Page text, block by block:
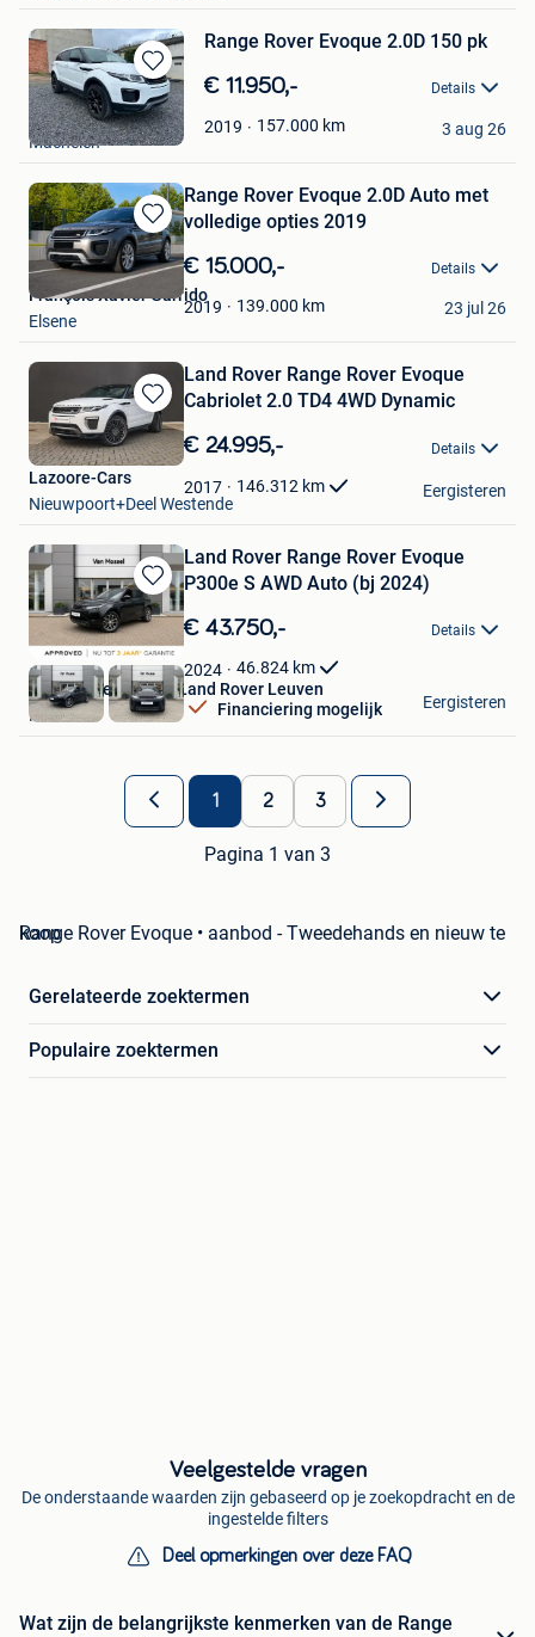
Bewaren
in
Mijn
Favorieten
Range Rover Evoque 2.0D 150 pk
€ 11.950,- Details
2019 157.000 km
M & Y CAR
Machelen
3 aug 26
Bewaren
in
Mijn
Favorieten
Range Rover Evoque 2.0D Auto met
volledige opties 2019
€ 15.000,- Details
2019 139.000 km
François Xavier Garrido
Elsene
23 jul 26
Bewaren
in
Mijn
Favorieten
Land Rover Range Rover Evoque
Cabriolet 2.0 TD4 4WD Dynamic
€ 24.995,- Details
2017 146.312 km
Lazoore-Cars
Nieuwpoort+Deel Westende
Eergisteren
Bewaren
in
Mijn
Favorieten
Land Rover Range Rover Evoque
P300e S AWD Auto (bj 2024)
€ 43.750,- Details
2024 46.824 km
Financiering mogelijk
Van Mossel Jaguar Land Rover Leuven
Herent
Eergisteren
1 2 3
Pagina 1 van 3
Range Rover Evoque • aanbod - Tweedehands en nieuw te koop
Gerelateerde zoektermen
Populaire zoektermen
Veelgestelde vragen
De onderstaande waarden zijn gebaseerd op je zoekopdracht en de
ingestelde filters
Deel opmerkingen over deze FAQ
Wat zijn de belangrijkste kenmerken van de Range